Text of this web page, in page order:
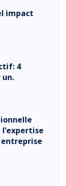
impact
4
entreprise